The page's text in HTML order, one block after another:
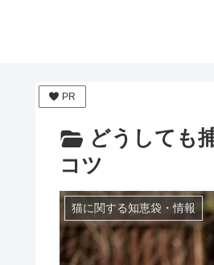
PR
どうしても
コツ
猫に関する知恵袋・情報